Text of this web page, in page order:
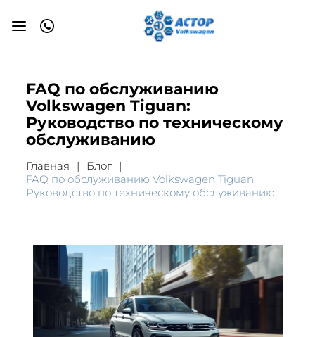
FAQ по обслуживанию
Volkswagen Tiguan:
Руководство по техническому
обслуживанию
Главная
Блог
FAQ по обслуживанию Volkswagen Tiguan:
Руководство по техническому обслуживанию